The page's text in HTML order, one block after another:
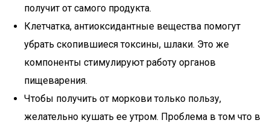
получит от самого продукта.
Клетчатка, антиоксидантные вещества помогут
убрать скопившиеся токсины, шлаки. Это же
компоненты стимулируют работу органов
пищеварения.
Чтобы получить от моркови только пользу,
желательно кушать ее утром. Проблема в том что в